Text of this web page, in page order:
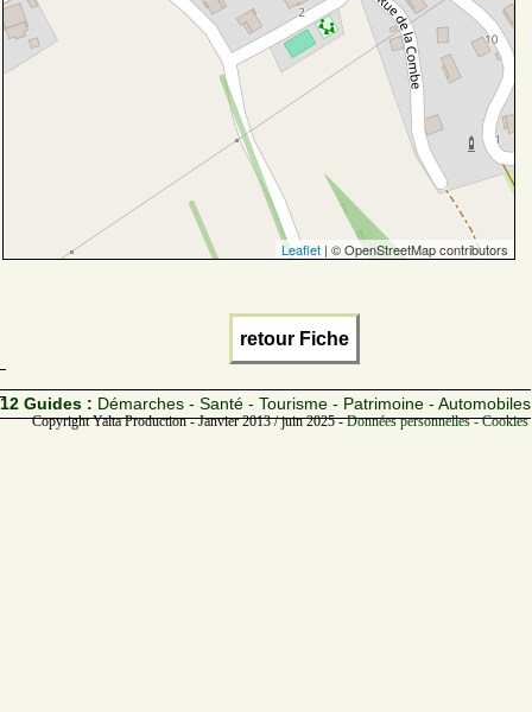
Leaflet | © OpenStreetMap contributors
retour Fiche
12 Guides : Démarches - Santé - Tourisme - Patrimoine - Automobiles
Copyright Yalta Production - Janvier 2013 / juin 2025 -Données personnelles -